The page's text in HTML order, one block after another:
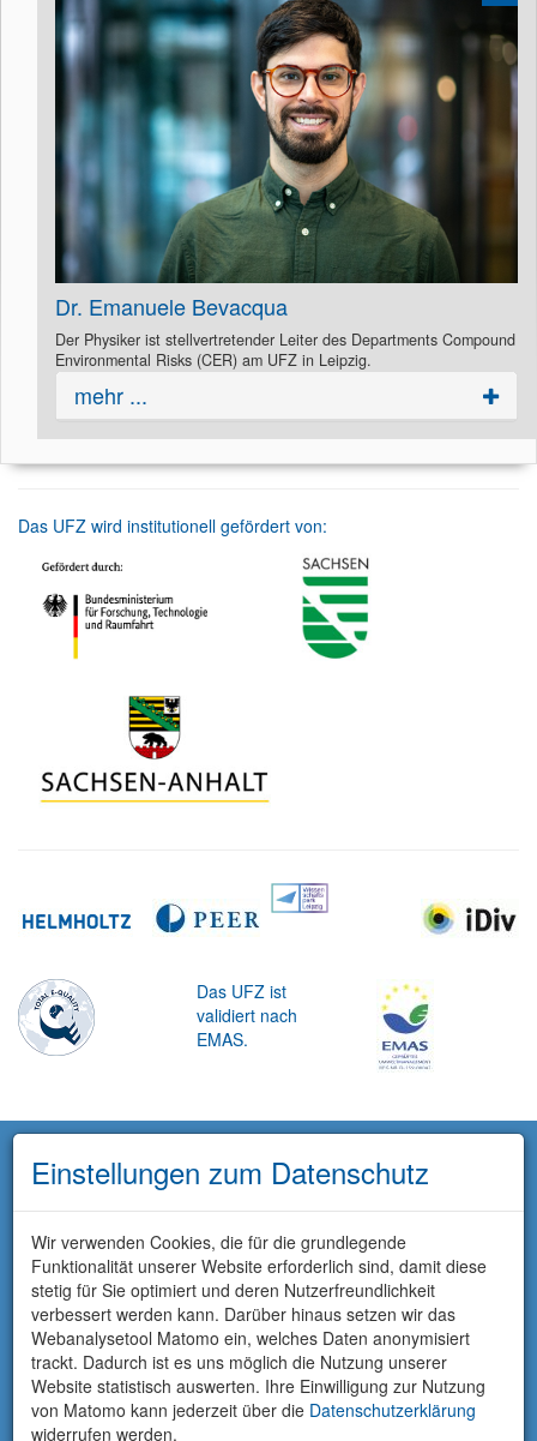
Dr. Emanuele Bevacqua
Der Physiker ist stellvertretender Leiter des Departments Compound
Environmental Risks (CER) am UFZ in Leipzig.
mehr ...
Das UFZ wird institutionell gefördert von:
Das UFZ ist
validiert nach
EMAS.
Einstellungen zum Datenschutz
Wir verwenden Cookies, die für die grundlegende
Funktionalität unserer Website erforderlich sind, damit diese
stetig für Sie optimiert und deren Nutzerfreundlichkeit
verbessert werden kann. Darüber hinaus setzen wir das
Webanalysetool Matomo ein, welches Daten anonymisiert
trackt. Dadurch ist es uns möglich die Nutzung unserer
Website statistisch auswerten. Ihre Einwilligung zur Nutzung
von Matomo kann jederzeit über die Datenschutzerklärung
widerrufen werden.